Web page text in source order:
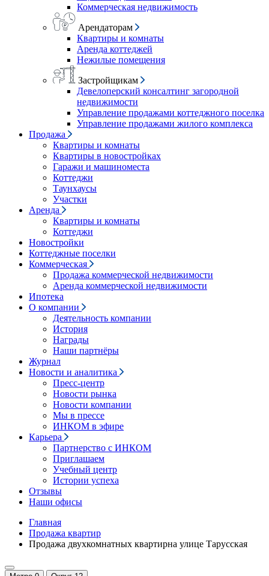
Коммерческая недвижимость
Арендаторам
Квартиры и комнаты
Аренда коттеджей
Нежилые помещения
Застройщикам
Девелоперский консалтинг загородной
недвижимости
Управление продажами коттеджного поселка
Управление продажами жилого комплекса
Продажа
Квартиры и комнаты
Квартиры в новостройках
Гаражи и машиноместа
Коттеджи
Таунхаусы
Участки
Аренда
Квартиры и комнаты
Коттеджи
Новостройки
Коттеджные поселки
Коммерческая
Продажа коммерческой недвижимости
Аренда коммерческой недвижимости
Ипотека
О компании
Деятельность компании
История
Награды
Наши партнёры
Журнал
Новости и аналитика
Пресс-центр
Новости рынка
Новости компании
Мы в прессе
ИНКОМ в эфире
Карьера
Партнерство с ИНКОМ
Приглашаем
Учебный центр
Истории успеха
Отзывы
Наши офисы
Главная
Продажа квартир
Продажа двухкомнатных квартирна улице Тарусская